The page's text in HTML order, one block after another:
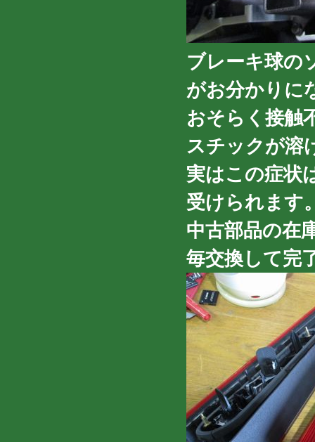
ブレーキ球の
がお分かりに
おそらく接触
スチックが溶
実はこの症状
受けられます
中古部品の在
毎交換して完